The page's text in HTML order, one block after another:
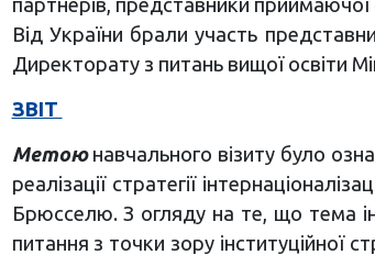
партнерів, представники приймаючої
Від України брали участь
Директорату з питань вищої освіти
ЗВІТ
Метою навчального візиту було
реалізації стратегії
Брюсселю. З огляду на те, що тема
питання з точки зору інституційної